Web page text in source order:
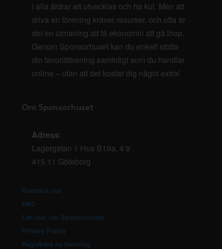
i alla åldrar att utvecklas och ha kul. Men att
driva en förening kräver resurser, och ofta är
det en utmaning att få ekonomin att gå ihop.
Genom Sponsorhuset kan du enkelt stötta
din favoritförening samtidigt som du handlar
online – utan att det kostar dig något extra!
Om Sponsorhuset
Adress:
Lagergatan 1 Hus B19a, 4 tr
415 11 Göteborg
Kontakta oss
FAQ
Läs mer om Sponsorhuset
Privacy Policy
Registrera ny förening